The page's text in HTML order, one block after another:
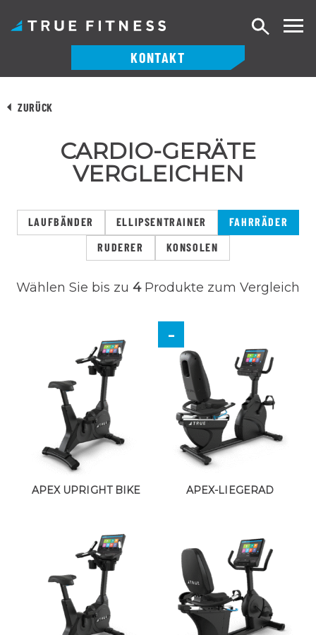
Inhalt
KONTAKT
Suche
ZURÜCK
CARDIO-GERÄTE
VERGLEICHEN
LAUFBÄNDER ELLIPSENTRAINER
FAHRRÄDER
RUDERER
KONSOLEN
Wählen Sie bis zu 4Produkte zum Vergleich
APEX UPRIGHT BIKE APEX-LIEGERAD